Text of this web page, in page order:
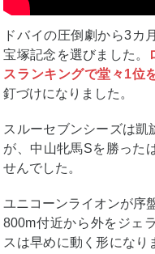
ドバイの圧倒劇から3カ
宝塚記念を選びました。
スランキングで堂々1位
釘づけになりました。
スルーセブンシーズは凱
が、中山牝馬Sを勝った
せんでした。
ユニコーンライオンが序
800m付近から外をジェ
スは早めに動く形になり